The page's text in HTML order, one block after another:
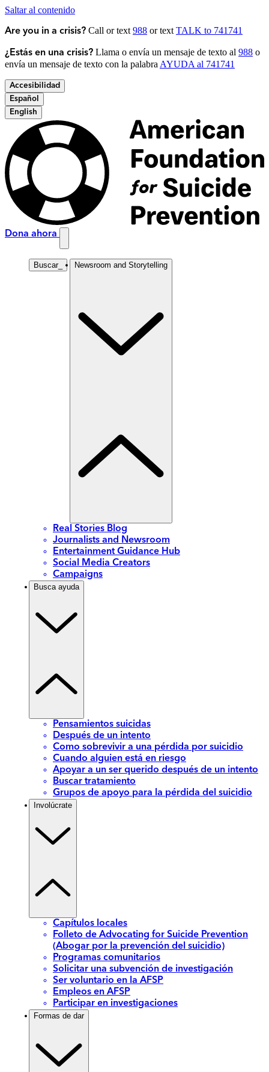
Saltar al contenido
Are you in a crisis? Call or text 988 or text TALK to 741741
¿Estás en una crisis? Llama o envía un mensaje de texto al 988 o
envía un mensaje de texto con la palabra AYUDA al 741741
Accesibilidad
Español
English
Dona ahora
Buscar_ Newsroom and Storytelling
Real Stories Blog
Journalists and Newsroom
Entertainment Guidance Hub
Social Media Creators
Campaigns
Busca ayuda
Pensamientos suicidas
Después de un intento
Como sobrevivir a una pérdida por suicidio
Cuando alguien está en riesgo
Apoyar a un ser querido después de un intento
Buscar tratamiento
Grupos de apoyo para la pérdida del suicidio
Involúcrate
Capítulos locales
Folleto de Advocating for Suicide Prevention
(Abogar por la prevención del suicidio)
Programas comunitarios
Solicitar una subvención de investigación
Ser voluntario en la AFSP
Empleos en AFSP
Participar en investigaciones
Formas de dar